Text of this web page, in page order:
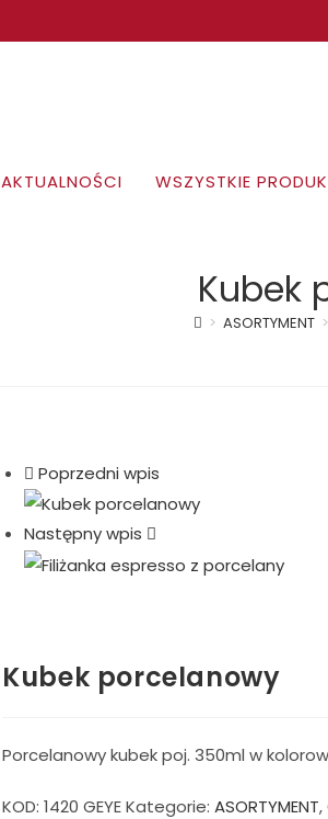
AKTUALNOŚCI WSZYSTKIE
Kubek
> ASORTYMENT >
Poprzedni wpis
Następny wpis
Kubek porcelanowy
Porcelanowy kubek poj. 350ml w
KOD:1420 GEYEKategorie:ASORTYMENT,